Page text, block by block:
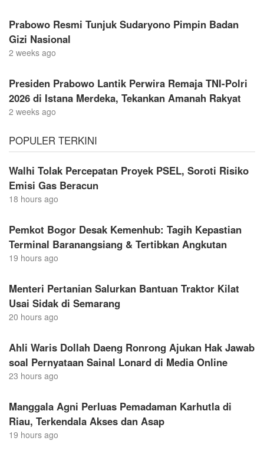
Prabowo Resmi Tunjuk Sudaryono Pimpin Badan
Gizi Nasional
2 weeks ago
Presiden Prabowo Lantik Perwira Remaja TNI-Polri
2026 di Istana Merdeka, Tekankan Amanah Rakyat
2 weeks ago
POPULER TERKINI
Walhi Tolak Percepatan Proyek PSEL, Soroti Risiko
Emisi Gas Beracun
18 hours ago
Pemkot Bogor Desak Kemenhub: Tagih Kepastian
Terminal Baranangsiang & Tertibkan Angkutan
19 hours ago
Menteri Pertanian Salurkan Bantuan Traktor Kilat
Usai Sidak di Semarang
20 hours ago
Ahli Waris Dollah Daeng Ronrong Ajukan Hak Jawab
soal Pernyataan Sainal Lonard di Media Online
23 hours ago
Manggala Agni Perluas Pemadaman Karhutla di
Riau, Terkendala Akses dan Asap
19 hours ago